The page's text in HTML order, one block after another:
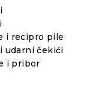
i recipro pile
udarni čekići
i pribor